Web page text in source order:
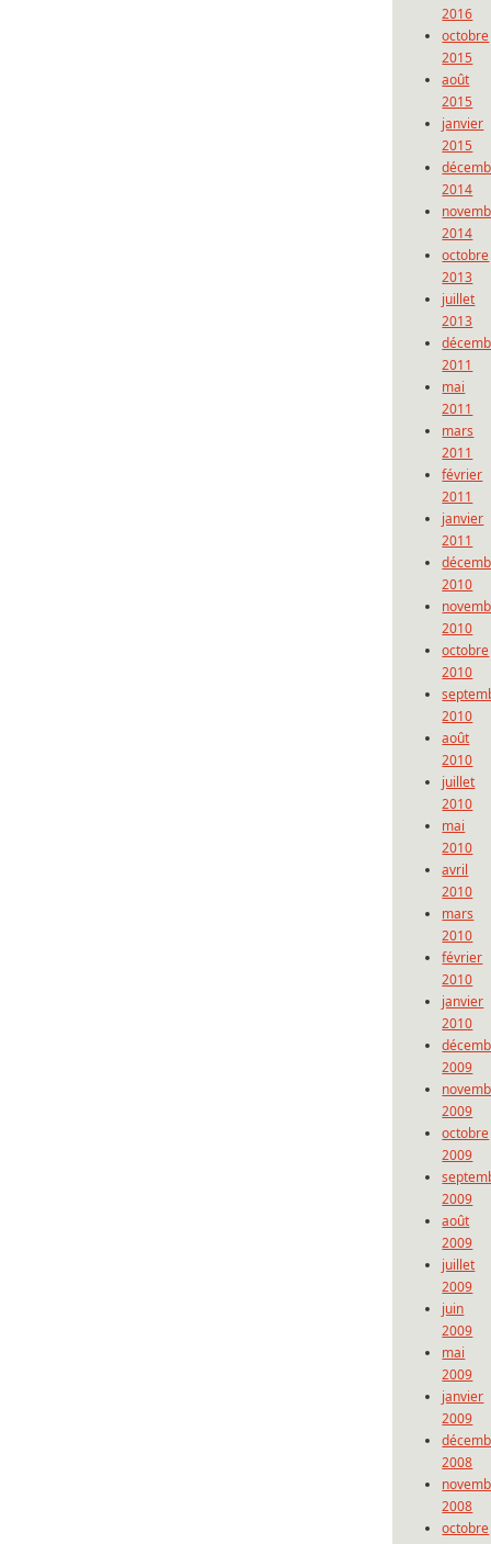
2016
octobre
2015
août
2015
janvier
2015
2014
2014
octobre
2013
juillet
2013
2011
mai
2011
mars
2011
février
2011
janvier
2011
2010
2010
octobre
2010
2010
août
2010
juillet
2010
mai
2010
avril
2010
mars
2010
février
2010
janvier
2010
2009
2009
octobre
2009
2009
août
2009
juillet
2009
juin
2009
mai
2009
janvier
2009
2008
2008
octobre